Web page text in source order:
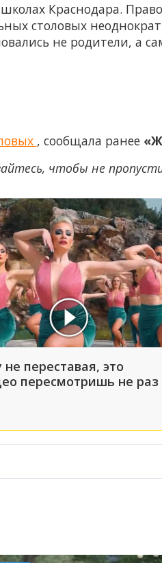
Краснодара.
столовых
не родители, а
, сообщала ранее
чтобы не
не переставая, это
пересмотришь не раз